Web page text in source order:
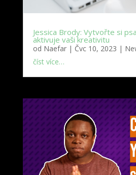
Jessica Brody: Vytvořte si
aktivuje vaši kreativitu
od Naefar| Čvc 10, 2023 |
číst více…